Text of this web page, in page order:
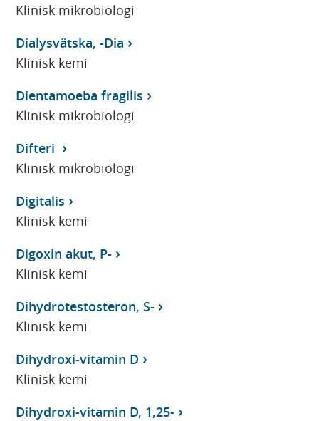
Klinisk mikrobiologi
Dialysvätska, -Dia
Klinisk kemi
Dientamoeba fragilis
Klinisk mikrobiologi
Difteri
Klinisk mikrobiologi
Digitalis
Klinisk kemi
Digoxin akut, P-
Klinisk kemi
Dihydrotestosteron, S-
Klinisk kemi
Dihydroxi-vitamin D
Klinisk kemi
Dihydroxi-vitamin D, 1,25-